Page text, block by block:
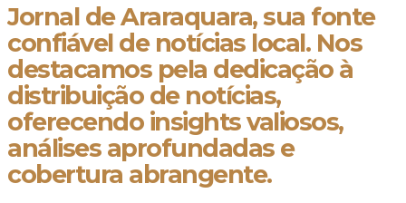
Jornal de Araraquara, sua fonte
confiável de notícias local. Nos
destacamos pela dedicação à
distribuição de notícias,
oferecendo insights valiosos,
análises aprofundadas e
cobertura abrangente.